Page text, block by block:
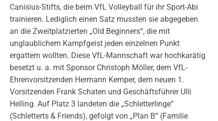
Canisius-Stifts, die beim VfL Volleyball für ihr Sport-Abi
trainieren. Lediglich einen Satz mussten sie abgegeben
an die Zweitplatzierten „Old Beginners“, die mit
unglaublichem Kampfgeist jeden einzelnen Punkt
ergattern wollten. Diese VfL-Mannschaft war hochkarätig
besetzt u. a. mit Sponsor Christoph Möller, dem VfL-
Ehrenvorsitzenden Hermann Kemper, dem neuen 1.
Vorsitzenden Frank Schaten und Geschäftsführer Ulli
Helling. Auf Platz 3 landeten die „Schletterlinge“
(Schletterts & Friends), gefolgt von „Plan B“ (Familie